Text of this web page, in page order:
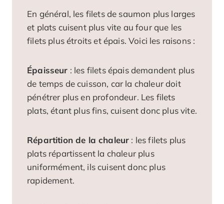
En général, les filets de saumon plus larges
et plats cuisent plus vite au four que les
filets plus étroits et épais. Voici les raisons :
Épaisseur : les filets épais demandent plus
de temps de cuisson, car la chaleur doit
pénétrer plus en profondeur. Les filets
plats, étant plus fins, cuisent donc plus vite.
Répartition de la chaleur : les filets plus
plats répartissent la chaleur plus
uniformément, ils cuisent donc plus
rapidement.